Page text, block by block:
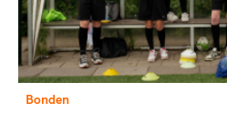
Bonden